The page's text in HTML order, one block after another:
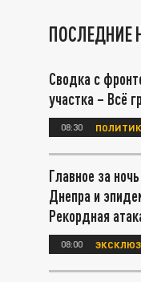
ПОСЛЕДНИЕ
Сводка с
участка – Всё
08:30
Главное за
Днепра и
Рекордная
08:00